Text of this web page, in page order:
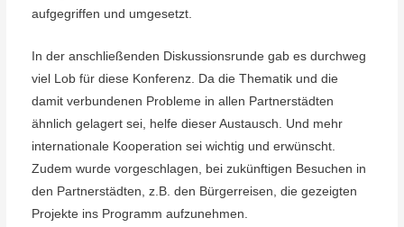
aufgegriffen und umgesetzt.
In der anschließenden Diskussionsrunde gab es durchweg
viel Lob für diese Konferenz. Da die Thematik und die
damit verbundenen Probleme in allen Partnerstädten
ähnlich gelagert sei, helfe dieser Austausch. Und mehr
internationale Kooperation sei wichtig und erwünscht.
Zudem wurde vorgeschlagen, bei zukünftigen Besuchen in
den Partnerstädten, z.B. den Bürgerreisen, die gezeigten
Projekte ins Programm aufzunehmen.